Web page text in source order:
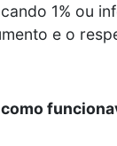
1% ou
e o